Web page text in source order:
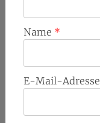
Name *
E-Mail-Adresse